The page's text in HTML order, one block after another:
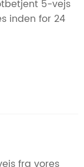
5-vejs
inden for 24